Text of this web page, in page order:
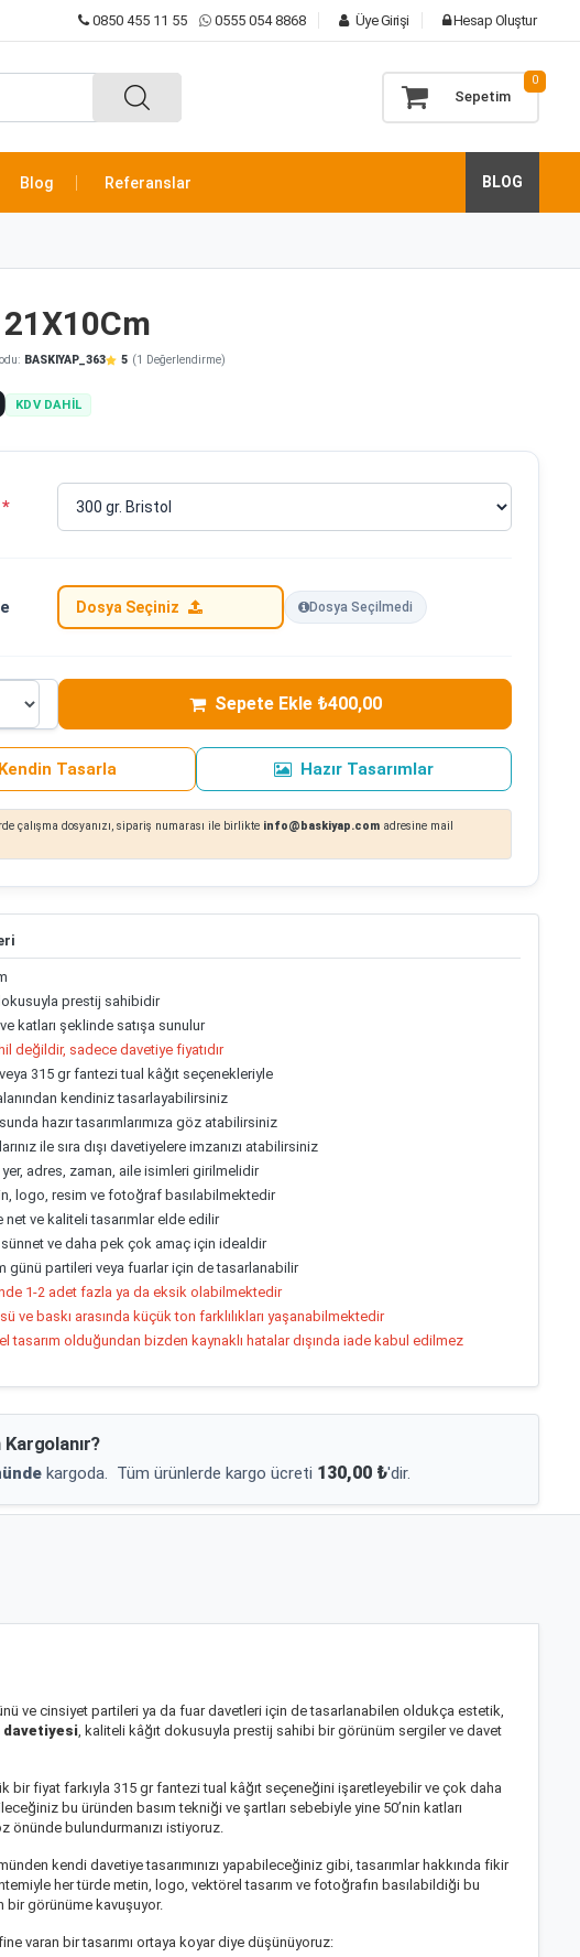
0850 455 11 55 0555 054 8868 Üye Girişi Hesap Oluştur
Sepetim
0
Blog Referanslar BLOG
BASKIYAP_363 5 (1 Değerlendirme)
KDV DAHİL
*
Dosya Seçiniz Dosya Seçilmedi
Sepete Ekle ₺400,00
Kendin Tasarla Hazır Tasarımlar
çalışma dosyanızı, sipariş numarası ile birlikte info@baskiyap.com adresine mail
prestij sahibidir
katları şeklinde satışa sunulur
değildir, sadece davetiye fiyatıdır
315 gr fantezi tual kâğıt seçenekleriyle
kendiniz tasarlayabilirsiniz
hazır tasarımlarımıza göz atabilirsiniz
ile sıra dışı davetiyelere imzanızı atabilirsiniz
adres, zaman, aile isimleri girilmelidir
logo, resim ve fotoğraf basılabilmektedir
net ve kaliteli tasarımlar elde edilir
ve daha pek çok amaç için idealdir
günü partileri veya fuarlar için de tasarlanabilir
1-2 adet fazla ya da eksik olabilmektedir
ve baskı arasında küçük ton farklılıkları yaşanabilmektedir
tasarım olduğundan bizden kaynaklı hatalar dışında iade kabul edilmez
Kargolanır?
kargoda. Tüm ürünlerde kargo ücreti 130,00 ₺'dir.
ve cinsiyet partileri ya da fuar davetleri için de tasarlanabilen oldukça estetik,
davetiyesi, kaliteli kâğıt dokusuyla prestij sahibi bir görünüm sergiler ve davet
fiyat farkıyla 315 gr fantezi tual kâğıt seçeneğini işaretleyebilir ve çok daha
bu üründen basım tekniği ve şartları sebebiyle yine 50’nin katları
önünde bulundurmanızı istiyoruz.
kendi davetiye tasarımınızı yapabileceğiniz gibi, tasarımlar hakkında fikir
her türde metin, logo, vektörel tasarım ve fotoğrafın basılabildiği bu
bir görünüme kavuşuyor.
varan bir tasarımı ortaya koyar diye düşünüyoruz: